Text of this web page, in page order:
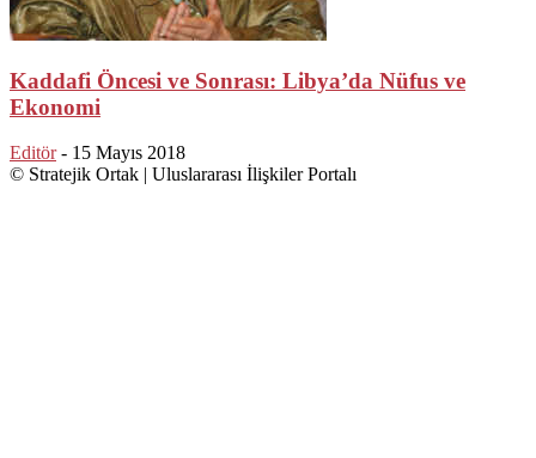
Kaddafi Öncesi ve Sonrası: Libya’da Nüfus ve
Ekonomi
Editör - 15 Mayıs 2018
© Stratejik Ortak | Uluslararası İlişkiler Portalı